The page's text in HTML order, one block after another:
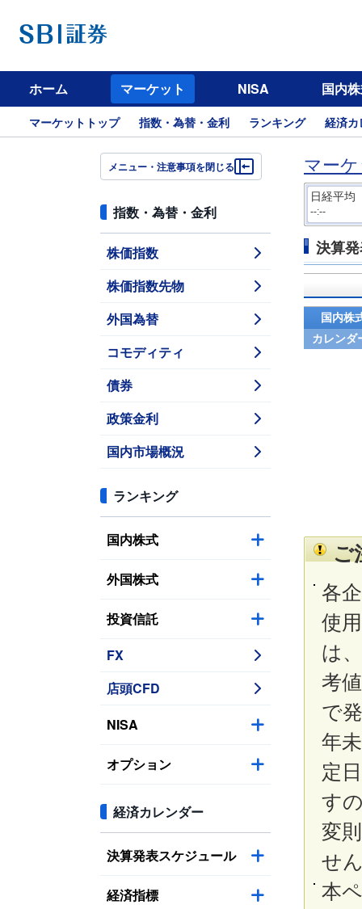
ホーム マーケット NISA 国内
マーケットトップ 指数・為替・金利 ランキング 経済
メニュー・注意事項を閉じる
指数・為替・金利
株価指数
株価指数先物
外国為替
コモディティ
債券
政策金利
国内市場概況
ランキング
国内株式
外国株式
投資信託
FX
店頭CFD
NISA
オプション
経済カレンダー
決算発表スケジュール
経済指標
マー
日経平均
--:--
決算
国内株
カレンダ
ご
各
使
は
考
で
年
定
す
変
せ
本